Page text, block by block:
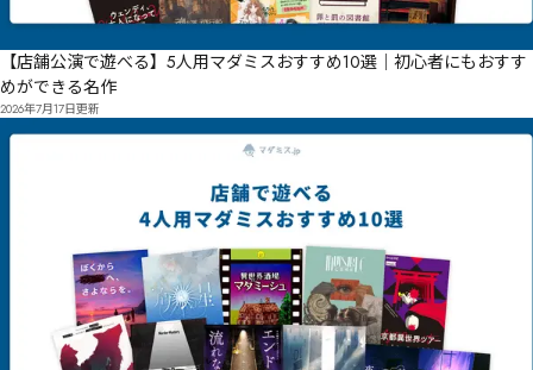
【店舗公演で遊べる】5人用マダミスおすすめ10選｜初心者にもおすす
めができる名作
2026年7月17日更新